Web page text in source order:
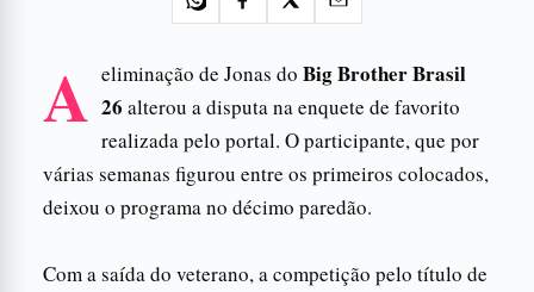
A eliminação de Jonas do Big Brother Brasil
26 alterou a disputa na enquete de favorito
realizada pelo portal. O participante, que por
várias semanas figurou entre os primeiros colocados,
deixou o programa no décimo paredão.
Com a saída do veterano, a competição pelo título de